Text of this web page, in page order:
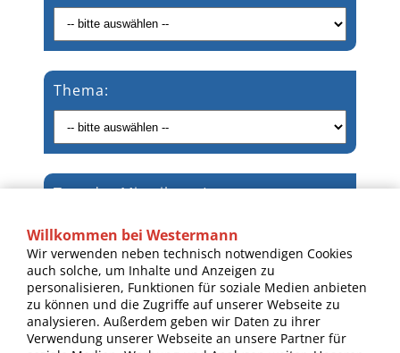
Thema:
Text der Mitteilung:*
Willkommen bei Westermann
Wir verwenden neben technisch notwendigen Cookies
auch solche, um Inhalte und Anzeigen zu
personalisieren, Funktionen für soziale Medien anbieten
zu können und die Zugriffe auf unserer Webseite zu
analysieren. Außerdem geben wir Daten zu ihrer
Verwendung unserer Webseite an unsere Partner für